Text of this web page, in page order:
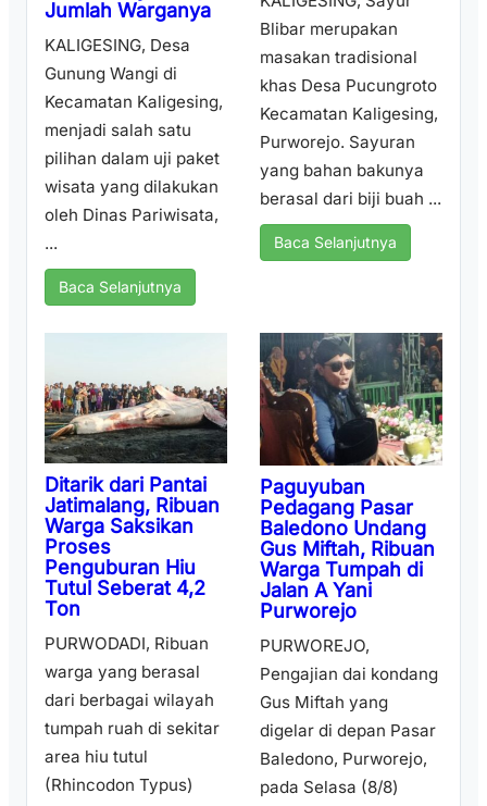
Jumlah Warganya
KALIGESING, Desa
Gunung Wangi di
Kecamatan Kaligesing,
menjadi salah satu
pilihan dalam uji paket
wisata yang dilakukan
oleh Dinas Pariwisata,
...
Baca Selanjutnya
Blibar merupakan
masakan tradisional
khas Desa Pucungroto
Kecamatan Kaligesing,
Purworejo. Sayuran
yang bahan bakunya
berasal dari biji buah ...
Baca Selanjutnya
Ditarik dari Pantai
Jatimalang, Ribuan
Warga Saksikan
Proses
Penguburan Hiu
Tutul Seberat 4,2
Ton
PURWODADI, Ribuan
warga yang berasal
dari berbagai wilayah
tumpah ruah di sekitar
area hiu tutul
(Rhincodon Typus)
Paguyuban
Pedagang Pasar
Baledono Undang
Gus Miftah, Ribuan
Warga Tumpah di
Jalan A Yani
Purworejo
PURWOREJO,
Pengajian dai kondang
Gus Miftah yang
digelar di depan Pasar
Baledono, Purworejo,
pada Selasa (8/8)